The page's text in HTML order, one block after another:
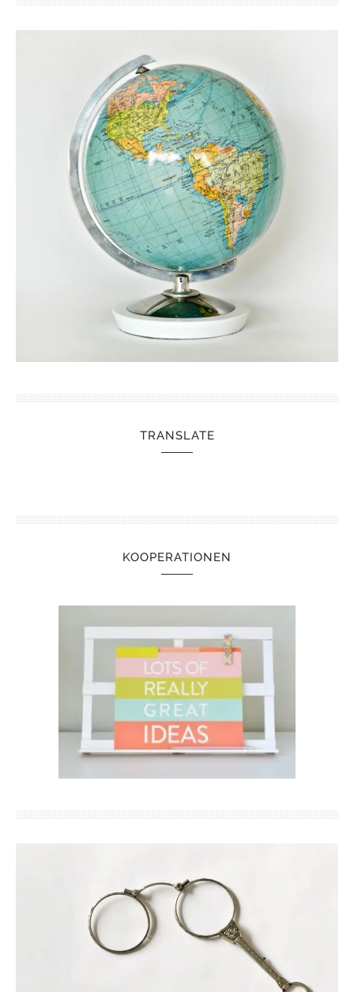
TRANSLATE
KOOPERATIONEN